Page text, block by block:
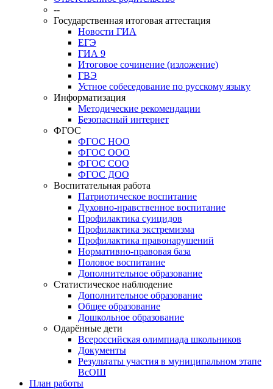
--
Государственная итоговая аттестация
Новости ГИА
ЕГЭ
ГИА 9
Итоговое сочинение (изложение)
ГВЭ
Устное собеседование по русскому языку
Информатизация
Методические рекомендации
Безопасный интернет
ФГОС
ФГОС НОО
ФГОС ООО
ФГОС СОО
ФГОС ДОО
Воспитательная работа
Патриотическое воспитание
Духовно-нравственное воспитание
Профилактика суицидов
Профилактика экстремизма
Профилактика правонарушений
Нормативно-правовая база
Половое воспитание
Дополнительное образование
Статистическое наблюдение
Дополнительное образование
Общее образование
Дошкольное образование
Одарённые дети
Всероссийская олимпиада школьников
Документы
Результаты участия в муниципальном этапе
ВсОШ
План работы